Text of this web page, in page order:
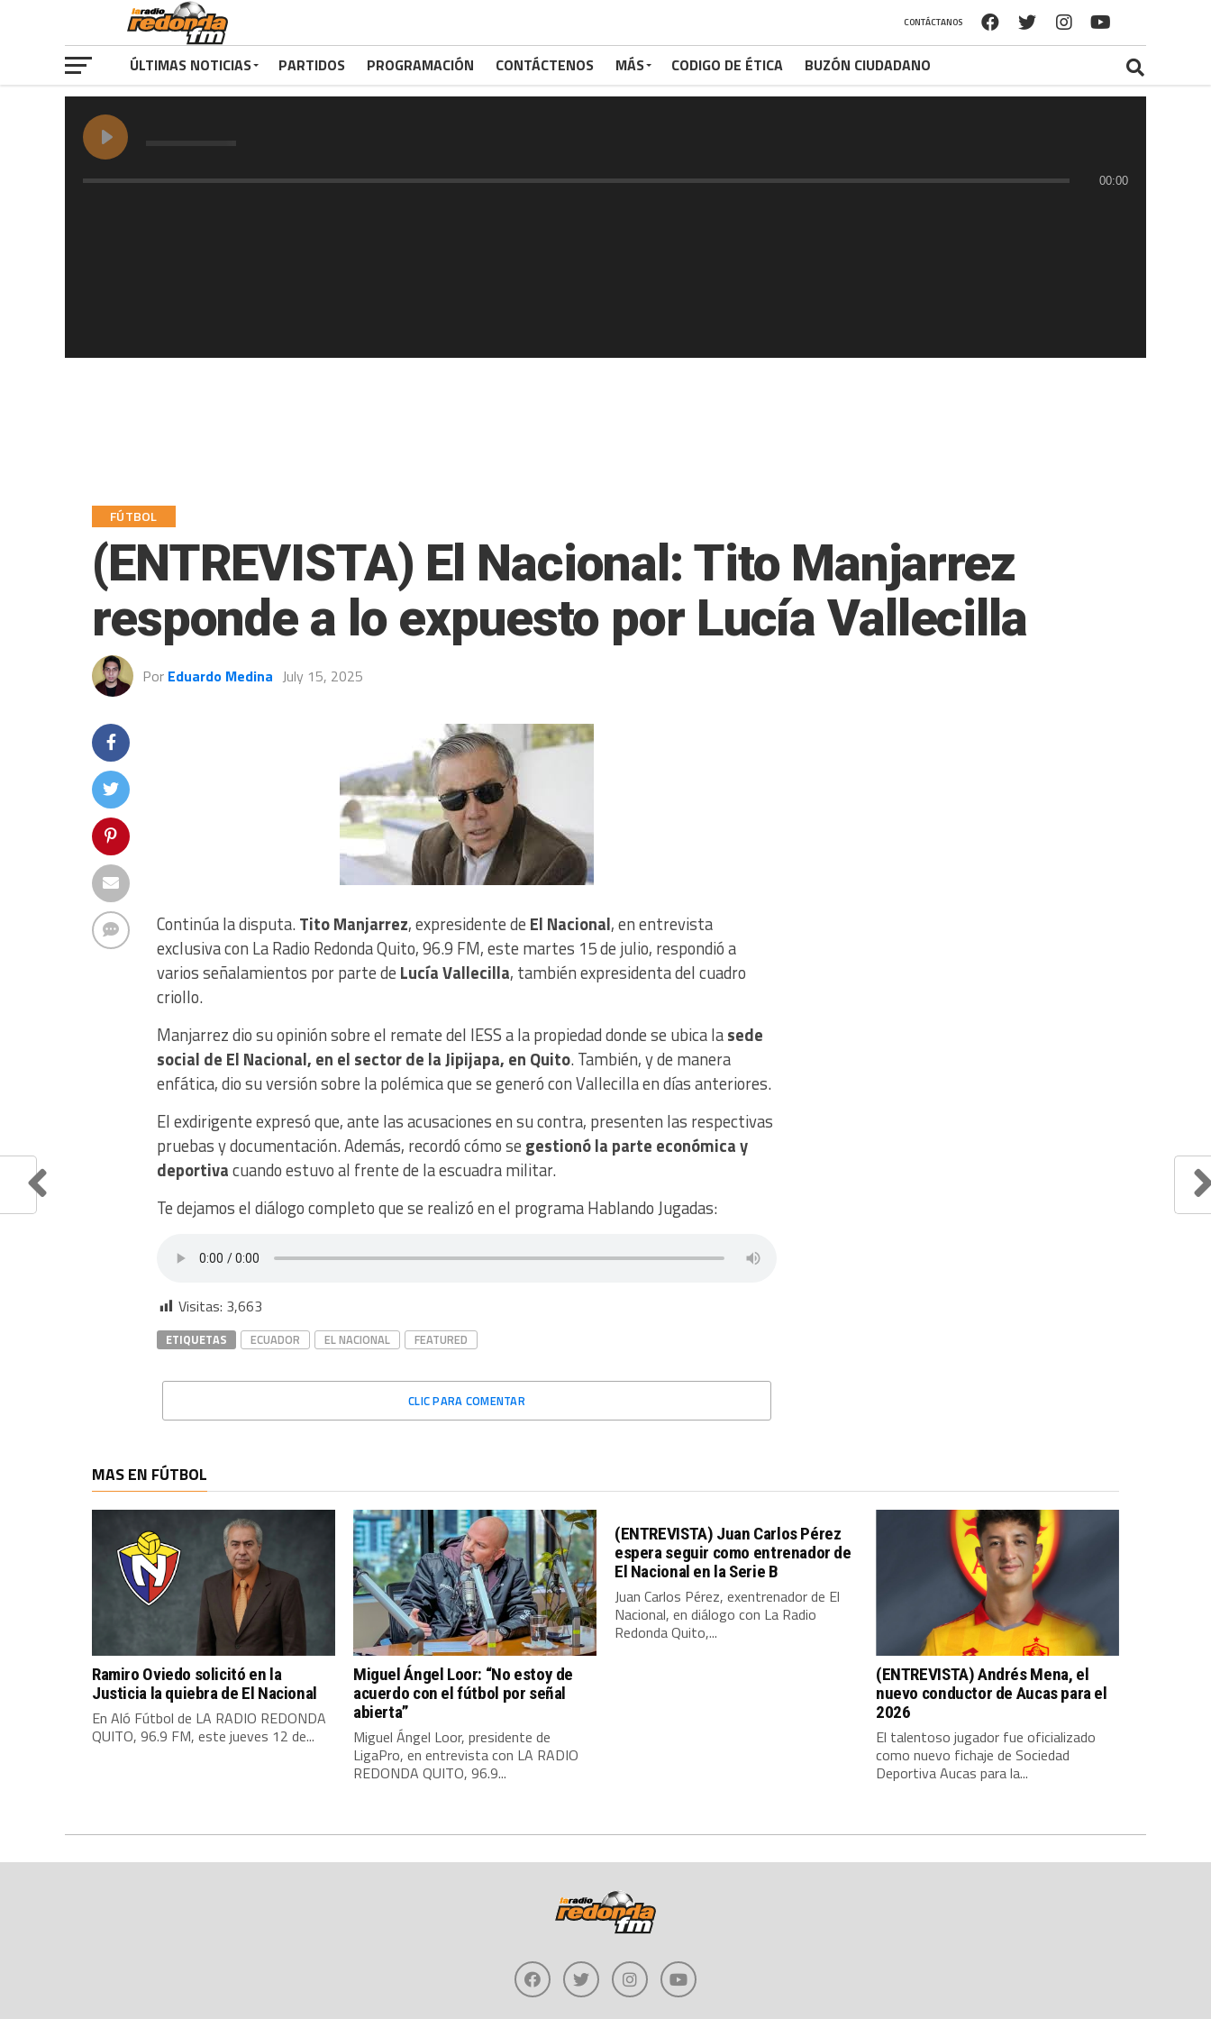
00:00
CONTÁCTANOS
ÚLTIMAS NOTICIAS PARTIDOS PROGRAMACIÓN CONTÁCTENOS MÁS CODIGO DE ÉTICA BUZÓN CIUDADANO
FÚTBOL
(ENTREVISTA) El Nacional: Tito Manjarrez
responde a lo expuesto por Lucía Vallecilla
Por Eduardo Medina July 15, 2025
Continúa la disputa.Tito Manjarrez, expresidente de El Nacional, en entrevista
exclusiva con La Radio Redonda Quito, 96.9 FM, este martes 15 de julio, respondió a
varios señalamientos por parte de Lucía Vallecilla, también expresidenta del cuadro
criollo.
Manjarrez dio su opinión sobre el remate del IESS a la propiedad donde se ubica lasede
social de El Nacional, en el sector de la Jipijapa, en Quito. También, y de manera
enfática, dio su versión sobre la polémica que se generó con Vallecilla en días anteriores.
El exdirigente expresó que, ante las acusaciones en su contra, presenten las respectivas
pruebas y documentación. Además, recordó cómo se gestionó la parte económica y
deportivacuando estuvo al frente de la escuadra militar.
Te dejamos el diálogo completo que se realizó en el programa Hablando Jugadas:
Visitas: 3,663
ETIQUETAS ECUADOR EL NACIONAL FEATURED
CLIC PARA COMENTAR
MAS EN FÚTBOL
Ramiro Oviedo solicitó en la
Justicia la quiebra de El Nacional
En Aló Fútbol de LA RADIO REDONDA
QUITO, 96.9 FM, este jueves 12 de...
Miguel Ángel Loor: “No estoy de
acuerdo con el fútbol por señal
abierta”
Miguel Ángel Loor, presidente de
LigaPro, en entrevista con LA RADIO
REDONDA QUITO, 96.9...
(ENTREVISTA) Juan Carlos Pérez
espera seguir como entrenador de
El Nacional en la Serie B
Juan Carlos Pérez, exentrenador de El
Nacional, en diálogo con La Radio
Redonda Quito,...
(ENTREVISTA) Andrés Mena, el
nuevo conductor de Aucas para el
2026
El talentoso jugador fue oficializado
como nuevo fichaje de Sociedad
Deportiva Aucas para la...